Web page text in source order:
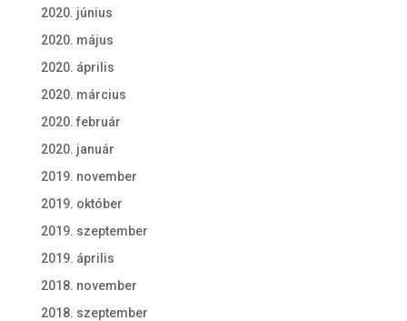
2020. június
2020. május
2020. április
2020. március
2020. február
2020. január
2019. november
2019. október
2019. szeptember
2019. április
2018. november
2018. szeptember